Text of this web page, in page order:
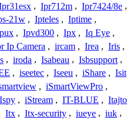
, Ipr712m , Ipr7424/8e ,
21w , Ipteles , Iptime ,
, Ipvd300 , Ipx , Iq Eye ,
Ip Camera , ircam , Irea , Iris ,
, iroda , Isabeau , Isbsupport ,
, iseetec , Iseeu , iShare , Isit
, iSmartViewPro ,
Ispy , iStream , IT-BLUE , Itajto
Itx , Itx-security , iueye , iuk ,